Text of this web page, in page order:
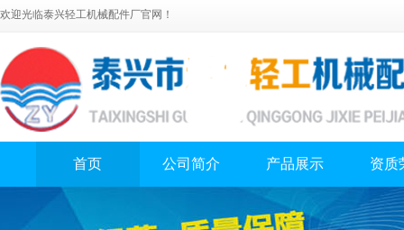
欢迎光临泰兴轻工机械配件厂官网！
首页 公司简介 产品展示 资质